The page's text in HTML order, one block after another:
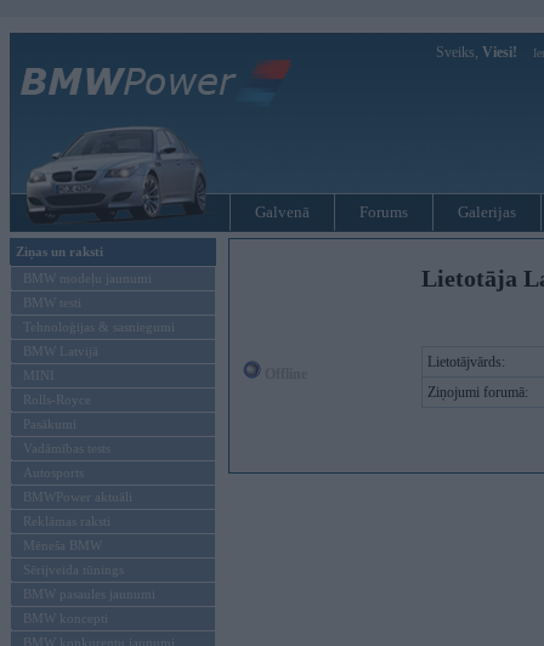
Sveiks, Viesi!
Galvenā Forums Galerijas
Ziņas un raksti
BMW modeļu jaunumi
BMW testi
Tehnoloģijas & sasniegumi
BMW Latvijā
MINI
Rolls-Royce
Pasākumi
Vadāmības tests
Autosports
BMWPower aktuāli
Reklāmas raksti
Mēneša BMW
Sērijveida tūnings
BMW pasaules jaunumi
BMW koncepti
BMW konkurentu jaunumi
Lietotāja
Lietotājvārds:
Ziņojumi forumā: